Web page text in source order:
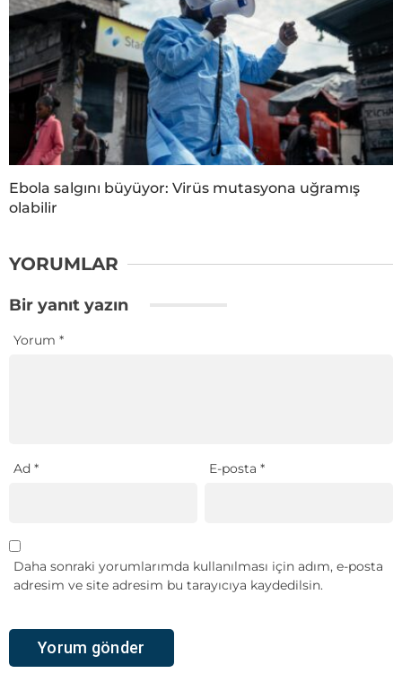
Ebola salgını büyüyor: Virüs mutasyona uğramış
olabilir
YORUMLAR
Bir yanıt yazın
Yorum *
Ad * E-posta*
Daha sonraki yorumlarımda kullanılması için adım, e-posta
adresim ve site adresim bu tarayıcıya kaydedilsin.